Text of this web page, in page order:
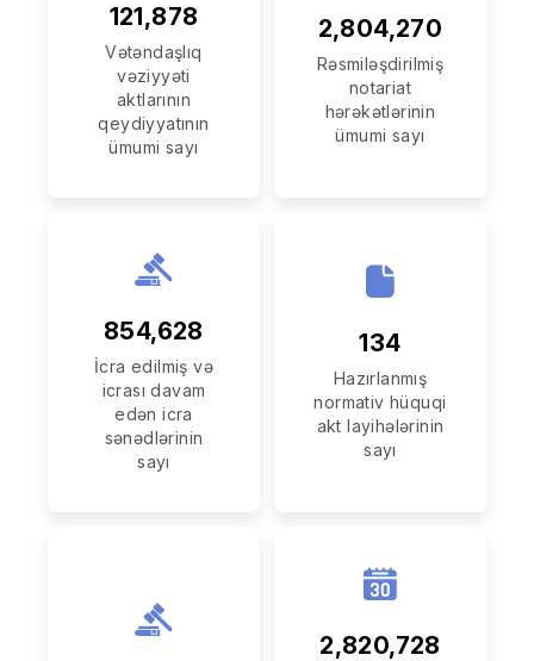
121,878
Vətəndaşlıq
vəziyyəti
aktlarının
qeydiyyatının
ümumi sayı
2,804,270
Rəsmiləşdirilmiş
notariat
hərəkətlərinin
ümumi sayı
854,628
İcra edilmiş və
icrası davam
edən icra
sənədlərinin
sayı
134
Hazırlanmış
normativ hüquqi
akt layihələrinin
sayı
2,820,728